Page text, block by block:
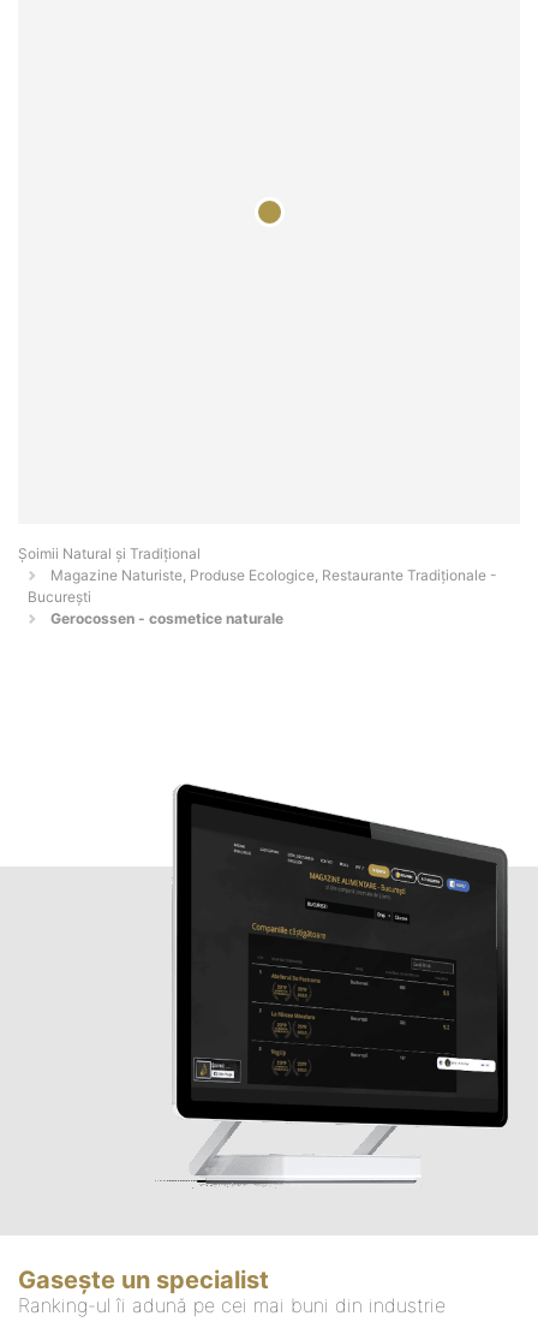
Șoimii Natural și Tradițional
Magazine Naturiste, Produse Ecologice, Restaurante Tradiționale -
Bucureşti
Gerocossen - cosmetice naturale
Gasește un specialist
Ranking-ul îi adună pe cei mai buni din industrie